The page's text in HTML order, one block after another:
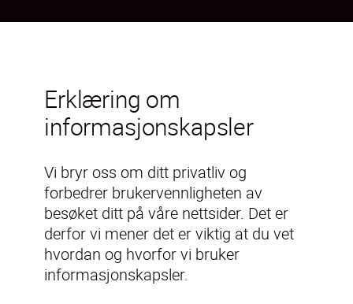
Erklæring om
informasjonskapsler
Vi bryr oss om ditt privatliv og
forbedrer brukervennligheten av
besøket ditt på våre nettsider. Det er
derfor vi mener det er viktig at du vet
hvordan og hvorfor vi bruker
informasjonskapsler.